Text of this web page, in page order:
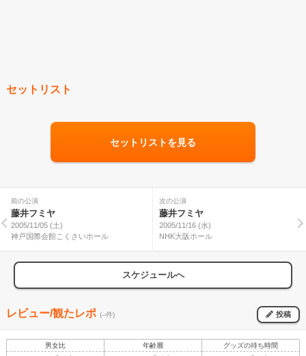
セットリスト
セットリストを見る
前の公演
藤井フミヤ
2005/11/05 (土)
神戸国際会館こくさいホール
次の公演
藤井フミヤ
2005/11/16 (水)
NHK大阪ホール
スケジュールへ
レビュー/観たレポ (--件) 投稿
男女比 年齢層 グッズの待ち時間